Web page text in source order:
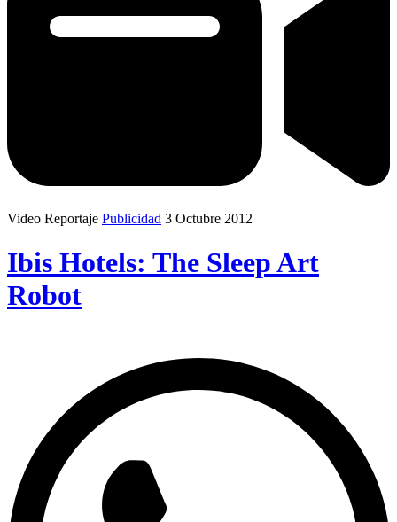
Video Reportaje Publicidad 3 Octubre 2012
Ibis Hotels: The Sleep Art
Robot